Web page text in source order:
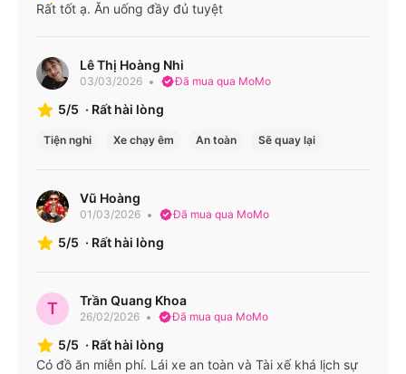
Rất tốt ạ. Ăn uống đầy đủ tuyệt
Lê Thị Hoàng Nhi
03/03/2026 Đã mua qua MoMo
5/5 · Rất hài lòng
Tiện nghi Xe chạy êm An toàn Sẽ quay lại
Vũ Hoàng
01/03/2026 Đã mua qua MoMo
5/5 · Rất hài lòng
T Trần Quang Khoa
26/02/2026 Đã mua qua MoMo
5/5 · Rất hài lòng
Có đồ ăn miễn phí. Lái xe an toàn và Tài xế khá lịch sự